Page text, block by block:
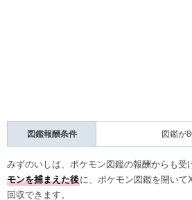
デリバードポーチで購入
デリバードポーチ外観